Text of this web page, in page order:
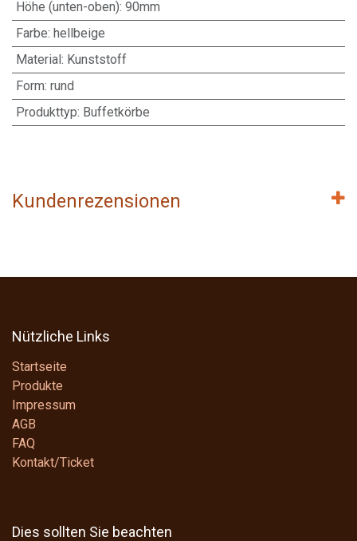
Höhe (unten-oben): 90mm
Farbe: hellbeige
Material : Kunststoff
Form: rund
Produkttyp: Buffetkörbe
Kundenrezensionen
Nützliche Links
Startseite
Produkte
Impressum
AGB
FAQ
Kontakt/Ticket
Dies sollten Sie beachten